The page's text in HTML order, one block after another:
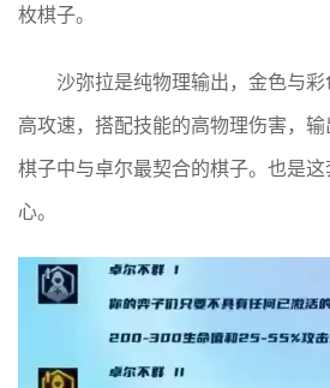
枚棋子。
沙弥拉是纯物理输出，金色与
高攻速，搭配技能的高物理伤害，
棋子中与卓尔最契合的棋子。也是
心。